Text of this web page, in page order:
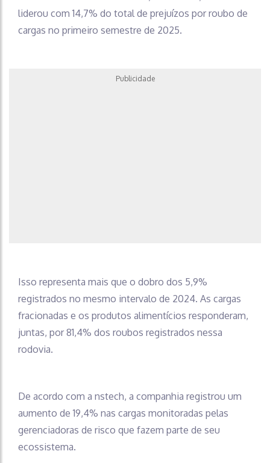
liderou com 14,7% do total de prejuízos por roubo de
cargas no primeiro semestre de 2025.
Publicidade
Isso representa mais que o dobro dos 5,9%
registrados no mesmo intervalo de 2024. As cargas
fracionadas e os produtos alimentícios responderam,
juntas, por 81,4% dos roubos registrados nessa
rodovia.
De acordo com a nstech, a companhia registrou um
aumento de 19,4% nas cargas monitoradas pelas
gerenciadoras de risco que fazem parte de seu
ecossistema.